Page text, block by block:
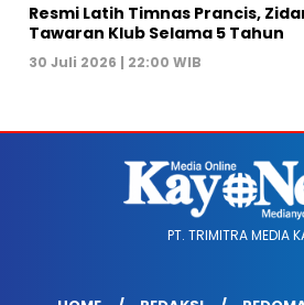
Resmi Latih Timnas Prancis,
Tawaran Klub Selama 5 Tahun
30 Juli 2026 | 22:00 WIB
PT. TRIMITRA MEDIA